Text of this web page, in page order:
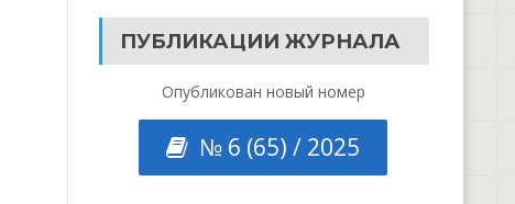
ПУБЛИКАЦИИ ЖУРНАЛА
Опубликован новый номер
№ 6 (65) / 2025